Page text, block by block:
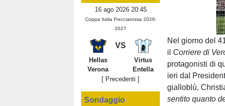
16 ago 2026 20:45
Coppa Italia Frecciarossa 2026-
2027
VS
Hellas
Verona
Virtus
Entella
[ Precedenti ]
Sondaggio
Nel giorno del
il Corriere di
protagonisti di
ieri dal
gialloblù,
sentito quanto